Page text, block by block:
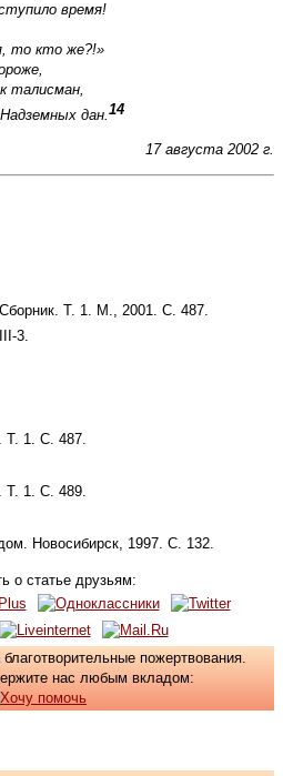
время!
то кто же?!»
талисман,
дан.14
17 августа 2002 г.
Т. 1. М., 2001. С. 487.
3.
Т. 1. С. 487.
Т. 1. С. 489.
Новосибирск, 1997. С. 132.
о статье друзьям:
пожертвования.
нас любым вкладом: